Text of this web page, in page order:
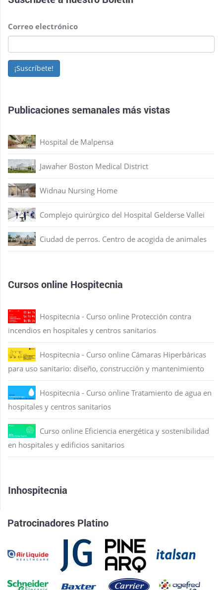
Correo electrónico
¡Suscríbete!
Publicaciones semanales más vistas
Hospital de Malpensa
Jawaher Boston Medical District
Widnau Nursing Home
Complejo quirúrgico del Hospital Gelderse Vallei
Ciudad de perros. Centro de acogida de animales
Cursos online Hospitecnia
Hospitecnia - Curso online Protección contra
incendios en hospitales y centros sanitarios
Hospitecnia - Curso online Cámaras Hiperbáricas
para uso sanitario: diseño, construcción y mantenimiento
Hospitecnia - Curso online Tratamiento de agua en
hospitales y centros sanitarios
Curso online Eficiencia energética y sostenibilidad
en hospitales y edificios sanitarios
Inhospitecnia
Patrocinadores Platino